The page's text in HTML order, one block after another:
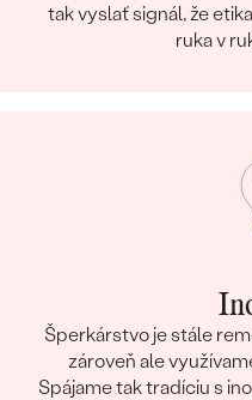
tak vyslať signál, že
ruka v
Šperkárstvo je stále
zároveň ale
Spájame tak tradíciu s